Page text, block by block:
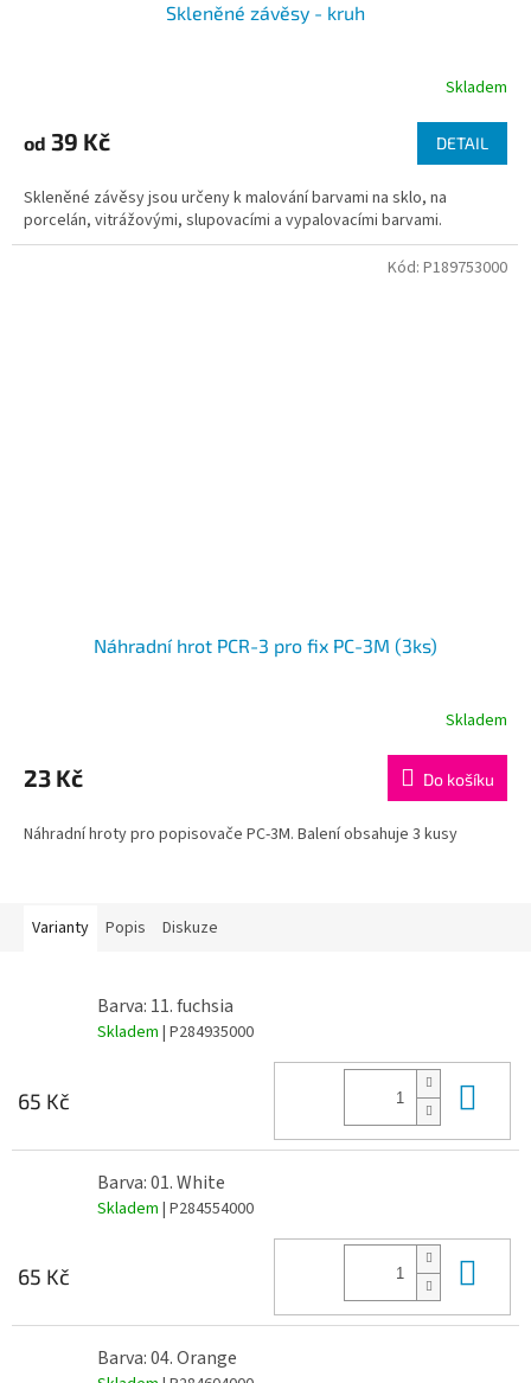
Skleněné závěsy - kruh
Skladem
od 39 Kč DETAIL
Skleněné závěsy jsou určeny k malování barvami na sklo, na
porcelán, vitrážovými, slupovacími a vypalovacími barvami.
Náhradní hrot PCR-3 pro fix PC-3M (3ks)
Skladem
23 Kč Do košíku
Náhradní hroty pro popisovače PC-3M. Balení obsahuje 3 kusy
Kód: P189753000
Varianty Popis Diskuze
Barva: 11. fuchsia
Skladem | P284935000
65 Kč
Barva: 01. White
Skladem | P284554000
65 Kč
Barva: 04. Orange